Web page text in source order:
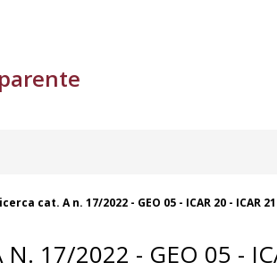
cat. A n. 17/2022 - GEO 05 - ICAR 20 - ICAR 21
N. 17/2022 - GEO 05 -